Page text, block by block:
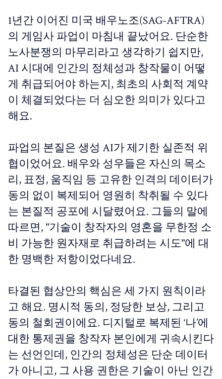
1년간 이어진 미국 배우노조(SAG-AFTRA)
의 게임사 파업이 마침내 끝났어요. 단순한
노사분쟁의 마무리라고 생각하기 쉽지만,
AI 시대에 인간의 정체성과 창작물이 어떻
게 취급되어야 하는지, 최초의 사회적 계약
이 체결되었다는 더 심오한 의미가 있다고
해요.
파업의 본질은 생성 AI가 제기한 실존적 위
협이었어요. 배우와 성우들은 자신의 목소
리, 표정, 움직임 등 고유한 인격의 데이터가
동의 없이 복제되어 영원히 착취될 수 있다
는 본질적 공포에 시달렸어요. 그들의 말에
따르면, "기술이 창작자의 영혼을 무한정 소
비 가능한 원자재로 취급하려는 시도"에 대
한 명백한 저항이었다네요.
타결된 협상안의 핵심은 세 가지 원칙이라
고 해요. 명시적 동의, 정당한 보상, 그리고
동의 철회권이에요. 디지털로 복제된 ‘나’에
대한 통제권을 창작자 본인에게 귀속시킨다
는 선언인데, 인간의 정체성은 단순 데이터
가 아니고, 그 사용 권한은 기술이 아닌 인간